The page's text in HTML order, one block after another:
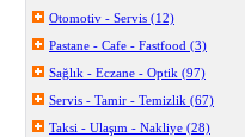
Otomotiv - Servis (12)
Pastane - Cafe - Fastfood (3)
Sağlık - Eczane - Optik (97)
Servis - Tamir - Temizlik (67)
Taksi - Ulaşım - Nakliye (28)